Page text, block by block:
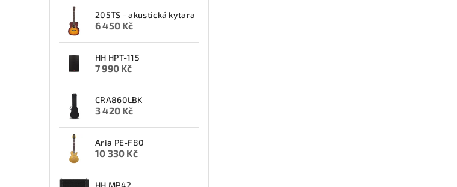
205TS - akustická kytara
6 450 Kč
HH HPT-115
7 990 Kč
CRA860LBK
3 420 Kč
Aria PE-F80
10 330 Kč
HH MP42